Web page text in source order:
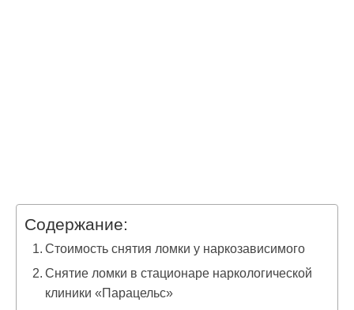
Содержание:
Стоимость снятия ломки у наркозависимого
Снятие ломки в стационаре наркологической
клиники «Парацельс»